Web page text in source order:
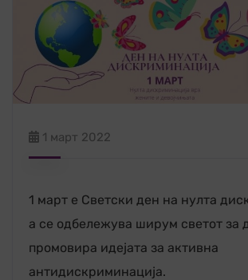
1 март 2022
1 март е Светски ден на нулта
а се одбележува ширум светот за
промовира идејата за активна
антидискриминација.